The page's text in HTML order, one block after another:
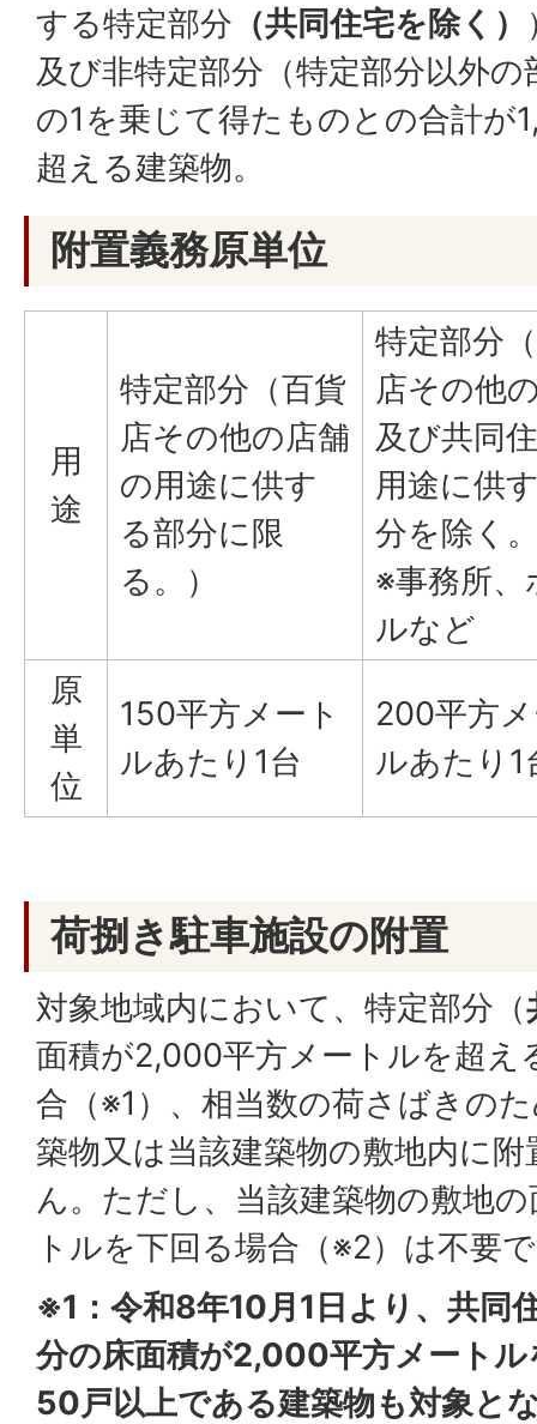
する特定部分 （共同住宅を除く）
及び非特定部分（特定部分以外
の1を乗じて得たものとの合計が
超える建築物。
附置義務原単位
用
途
特定部分（百貨
店その他の店舗
の用途に供す
る部分に限
る。）
特定部分
店その他
及び共同
用途に供
分を除く
※事務所、
ルなど
原
単
位
150平方メート
ルあたり1台
200平方
ルあたり1
荷捌き駐車施設の附置
対象地域内において、特定部分（
面積が2,000平方メートルを超え
合（※1）、相当数の荷さばきの
築物又は当該建築物の敷地内に
ん。ただし、当該建築物の敷地
トルを下回る場合（※2）は不要
※1：令和8年10月1日より、共同
分の床面積が2,000平方メートル
50戸以上である建築物も対象と